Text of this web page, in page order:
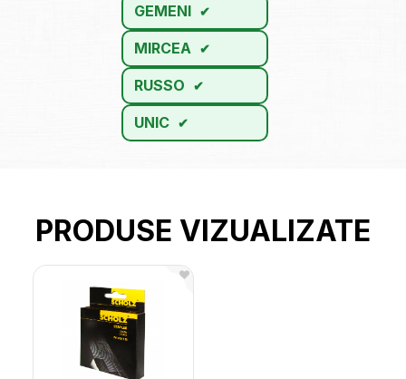
GEMENI
MIRCEA
RUSSO
UNIC
PRODUSE VIZUALIZATE